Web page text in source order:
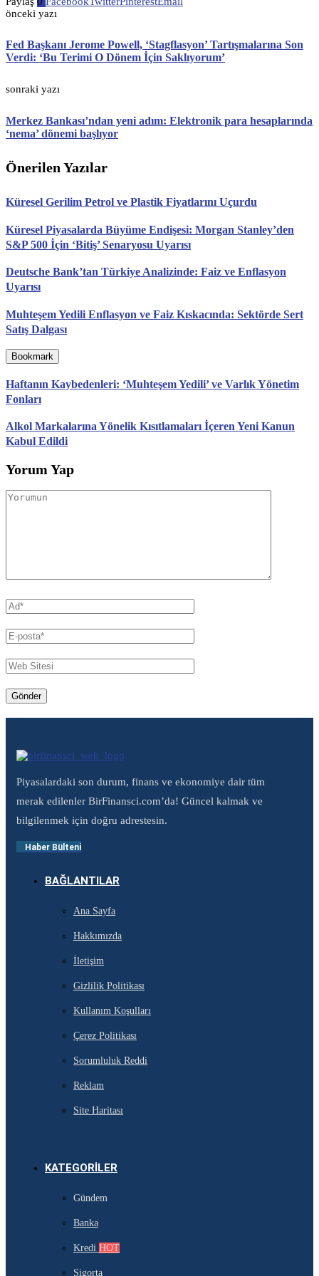
önceki yazı
Fed Başkanı Jerome Powell, ‘Stagflasyon’ Tartışmalarına Son
Verdi: ‘Bu Terimi O Dönem İçin Saklıyorum’
sonraki yazı
Merkez Bankası’ndan yeni adım: Elektronik para hesaplarında
‘nema’ dönemi başlıyor
Önerilen Yazılar
Küresel Gerilim Petrol ve Plastik Fiyatlarını Uçurdu
Küresel Piyasalarda Büyüme Endişesi: Morgan Stanley’den
S&P 500 İçin ‘Bitiş’ Senaryosu Uyarısı
Deutsche Bank’tan Türkiye Analizinde: Faiz ve Enflasyon
Uyarısı
Muhteşem Yedili Enflasyon ve Faiz Kıskacında: Sektörde Sert
Satış Dalgası
Bookmark
Haftanın Kaybedenleri: ‘Muhteşem Yedili’ ve Varlık Yönetim
Fonları
Alkol Markalarına Yönelik Kısıtlamaları İçeren Yeni Kanun
Kabul Edildi
Yorum Yap
Piyasalardaki son durum, finans ve ekonomiye dair tüm
merak edilenler BirFinansci.com’da! Güncel kalmak ve
bilgilenmek için doğru adrestesin.
Haber Bülteni
BAĞLANTILAR
Ana Sayfa
Hakkımızda
İletişim
Gizlilik Politikası
Kullanım Koşulları
Çerez Politikası
Sorumluluk Reddi
Reklam
Site Haritası
KATEGORILER
Gündem
Banka
Kredi HOT
Sigorta